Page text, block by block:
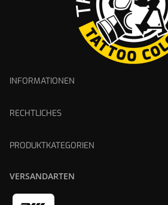
INFORMATIONEN
RECHTLICHES
PRODUKTKATEGORIEN
VERSANDARTEN